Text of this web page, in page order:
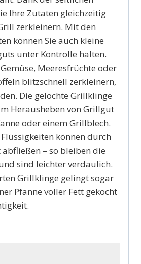
Ihre Zutaten gleichzeitig
zerkleinern. Mit den
können Sie auch kleine
unter Kontrolle halten.
Meeresfrüchte oder
blitzschnell zerkleinern,
Die gelochte Grillklinge
Herausheben von Grillgut
oder einem Grillblech.
können durch
– so bleiben die
sind leichter verdaulich.
Grillklinge gelingt sogar
Pfanne voller Fett gekocht